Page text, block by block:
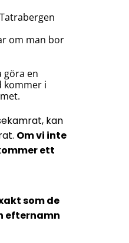
om man bor
göra en
kommer i
kan
Om vi inte
ett
som de
efternamn